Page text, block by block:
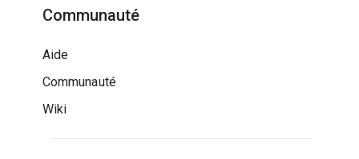
Communauté
Aide
Communauté
Wiki